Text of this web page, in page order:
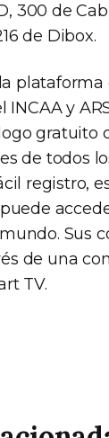
300 de
de Dibox.
plataforma
y
gratuito
de todos
registro,
Sus
de una
TV.